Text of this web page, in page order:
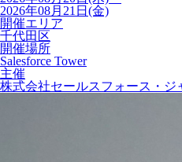
2026年08月21日(金)
開催エリア
千代田区
開催場所
Salesforce Tower
主催
株式会社セールスフォース・ジ